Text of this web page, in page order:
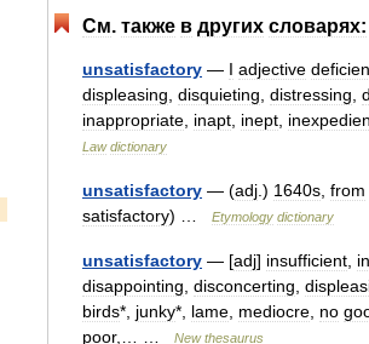
См. также в других словарях:
unsatisfactory — I adjective
displeasing disquieting distressing
inappropriate inapt inept
Law dictionary
unsatisfactory — (adj .) 1640s from
satisfactory) … Etymology dictionary
unsatisfactory — [adj] insufficient
disappointing disconcerting
birds*, junky*, lame mediocre no
poor,… … New thesaurus